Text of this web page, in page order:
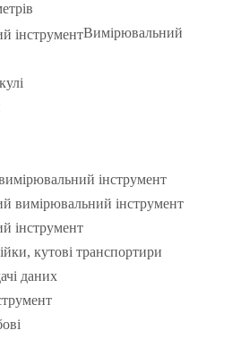
Вимірювальний
інструмент
вимірювальний інструмент
інструмент
кутові транспортири
даних